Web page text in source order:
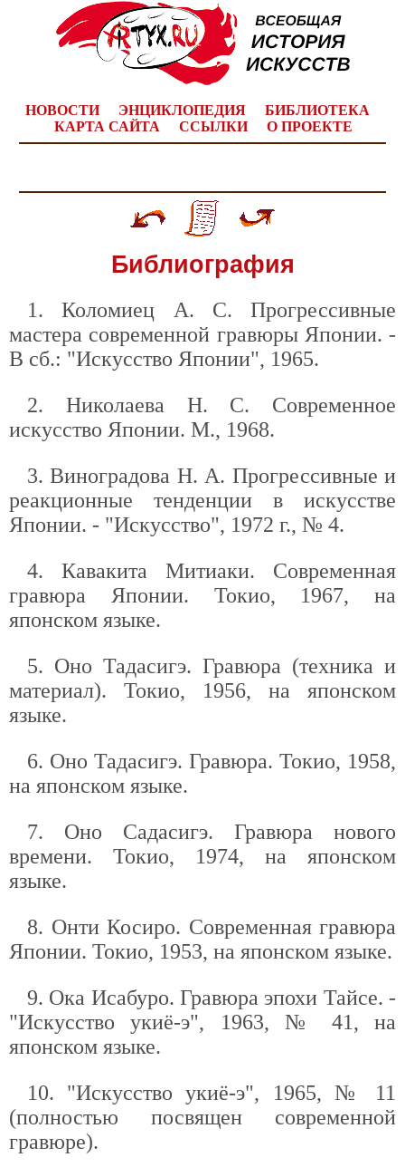
НОВОСТИ ЭНЦИКЛОПЕДИЯ
БИБЛИОТЕКА
КАРТА САЙТА
ССЫЛКИ О ПРОЕКТЕ
Библиография
1. Коломиец А. С. Прогрессивные
мастера современной гравюры Японии. -
В сб.: "Искусство Японии", 1965.
2. Николаева Н. С. Современное
искусство Японии. М., 1968.
3. Виноградова Н. А. Прогрессивные и
реакционные тенденции в искусстве
Японии. - "Искусство", 1972 г., № 4.
4. Кавакита Митиаки. Современная
гравюра Японии. Токио, 1967, на
японском языке.
5. Оно Тадасигэ. Гравюра (техника и
материал). Токио, 1956, на японском
языке.
6. Оно Тадасигэ. Гравюра. Токио, 1958,
на японском языке.
7. Оно Садасигэ. Гравюра нового
времени. Токио, 1974, на японском
языке.
8. Онти Косиро. Современная гравюра
Японии. Токио, 1953, на японском языке.
9. Ока Исабуро. Гравюра эпохи Тайсе. -
"Искусство укиё-э", 1963, № 41, на
японском языке.
10. "Искусство укиё-э", 1965, № 11
(полностью посвящен современной
гравюре).